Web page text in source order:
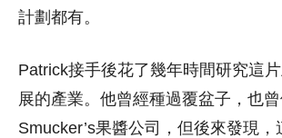
計劃都有。
Patrick接手後花了幾年時間研究這
展的產業。他曾經種過覆盆子，也
Smucker’s果醬公司，但後來發現，